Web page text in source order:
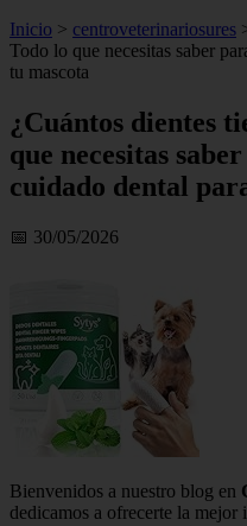
Inicio > centroveterinariosures
Todo lo que necesitas saber
tu mascota
¿Cuántos dientes
que necesitas
cuidado dental
📅 30/05/2026
Bienvenidos a nuestro blog en
dedicamos a ofrecerte la